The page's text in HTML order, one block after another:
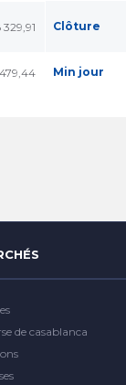
329,91 Clôture
Min jour
de casablanca